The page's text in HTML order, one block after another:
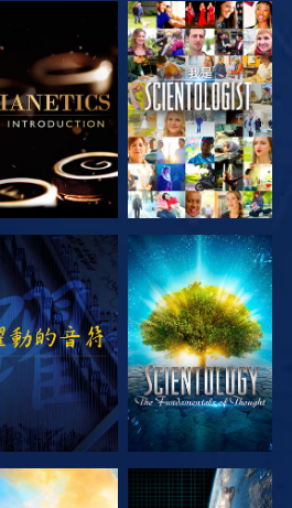
探索系列節目 觀看
觀看 探索系列節目